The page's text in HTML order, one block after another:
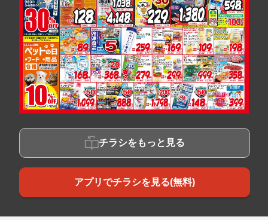
チラシをもっと見る
アプリでチラシを見る(無料)